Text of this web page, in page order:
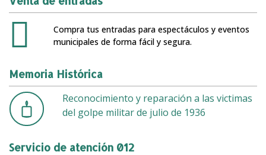
Compra tus entradas para espectáculos y eventos
municipales de forma fácil y segura.
Memoria Histórica
Reconocimiento y reparación a las victimas
del golpe militar de julio de 1936
Servicio de atención 012